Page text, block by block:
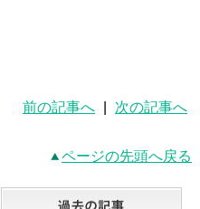
前の記事へ 次の記事へ
ページの先頭へ戻る
最新記事一覧